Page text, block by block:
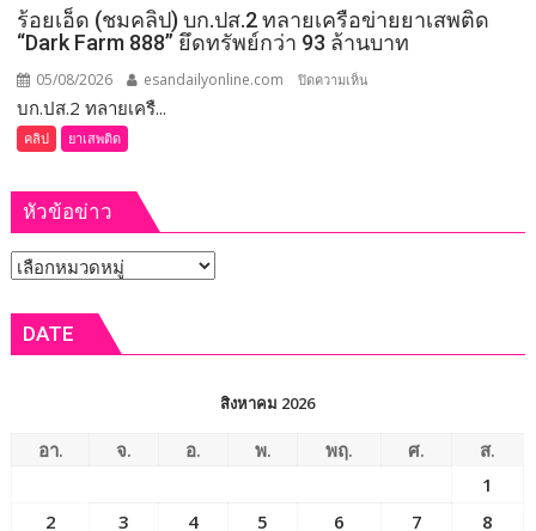
ใหม่
กกต.
ร้อยเอ็ด (ชมคลิป) บก.ปส.2 ทลายเครือข่ายยาเสพติด
“Dark Farm 888” ยึดทรัพย์กว่า 93 ล้านบาท
05/08/2026 esandailyonline.com ปิดความเห็น
เครือ
กว่า
บก.ปส.2 ทลายเครื...
คลิป ยาเสพติด
หัวข้อข่าว
หัวข้อ
DATE
สิงหาคม 2026
อา. จ. อ. พ. พฤ. ศ.
ส.
1
2
3 4 5 6 7
8